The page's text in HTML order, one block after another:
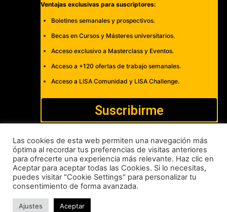
Ventajas exclusivas para suscriptores:
Boletines semanales y prospectivos.
Becas en Cursos y Másteres universitarios.
Acceso exclusivo a Masterclass y Eventos.
Acceso a +120 ofertas de trabajo semanales.
Acceso a LISA Comunidad y LISA Challenge.
Suscribirme
Cómo publicar Anúnciate Política de Privacidad y Cookies
Aviso legal Contacto
LISA News©. Creative Commons BY-NC-ND.
Las cookies de esta web permiten una navegación más
óptima al recordar tus preferencias de visitas anteriores
para ofrecerte una experiencia más relevante. Haz clic en
Aceptar para aceptar todas las Cookies. Si lo necesitas,
puedes visitar "Cookie Settings" para personalizar tu
consentimiento de forma avanzada.
Ajustes Aceptar